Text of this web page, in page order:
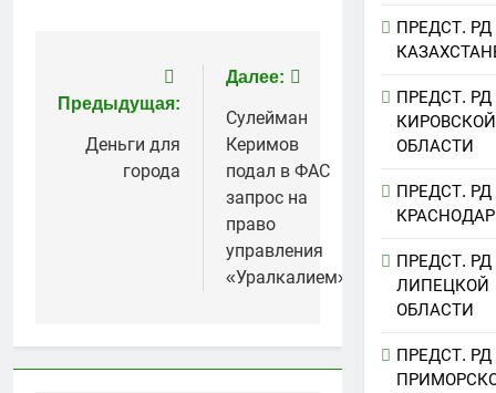
Навигация
по
записям
Предыдущая:
Деньги для
города
Далее:
Сулейман
Керимов
подал в ФАС
запрос на
право
управления
«Уралкалием»
ПРЕДСТ. РД
ПРЕДСТ. РД
КИРОВСКОЙ
ОБЛАСТИ
ПРЕДСТ. РД
ПРЕДСТ. РД
ЛИПЕЦКОЙ
ОБЛАСТИ
ПРЕДСТ. РД